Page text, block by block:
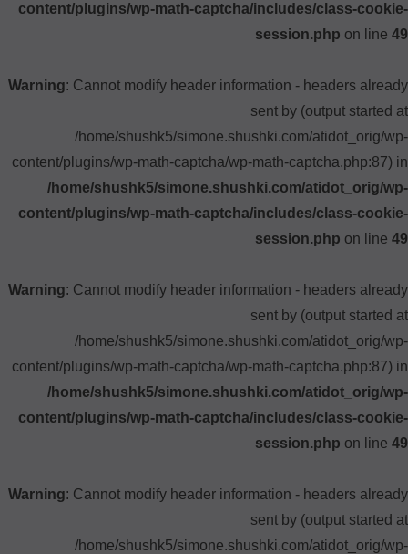
content/plugins/wp-math-captcha/includes/class-cookie-
session.php on line 49
Warning: Cannot modify header information - headers already
sent by (output started at
/home/shushk5/simone.shushki.com/atidot_orig/wp-
content/plugins/wp-math-captcha/wp-math-captcha.php:87) in
/home/shushk5/simone.shushki.com/atidot_orig/wp-
content/plugins/wp-math-captcha/includes/class-cookie-
session.php on line 49
Warning: Cannot modify header information - headers already
sent by (output started at
/home/shushk5/simone.shushki.com/atidot_orig/wp-
content/plugins/wp-math-captcha/wp-math-captcha.php:87) in
/home/shushk5/simone.shushki.com/atidot_orig/wp-
content/plugins/wp-math-captcha/includes/class-cookie-
session.php on line 49
Warning: Cannot modify header information - headers already
sent by (output started at
/home/shushk5/simone.shushki.com/atidot_orig/wp-